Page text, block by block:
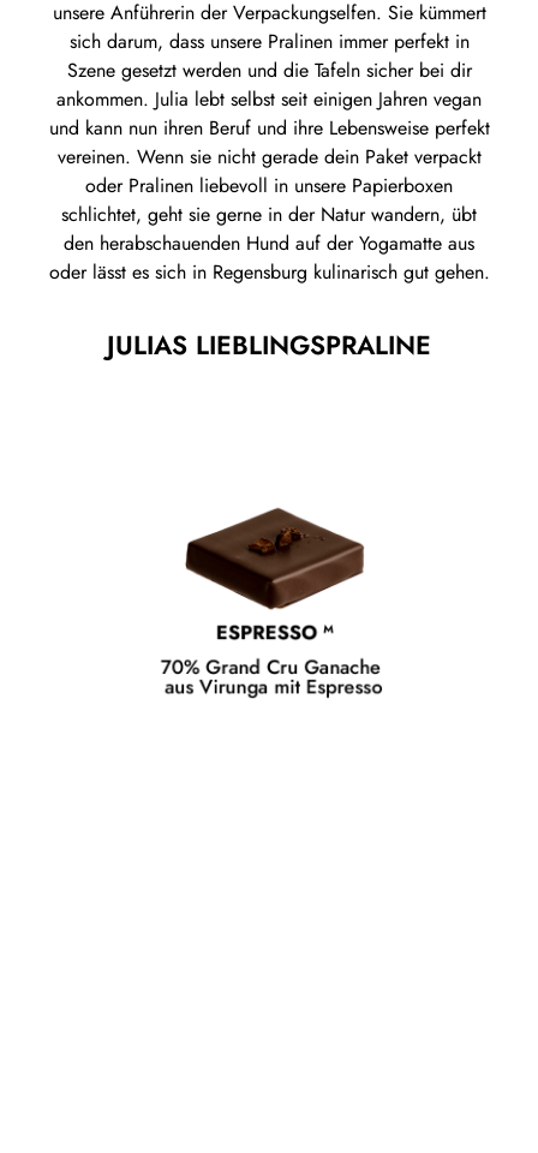
unsere Anführerin der Verpackungselfen. Sie kümmert
sich darum, dass unsere Pralinen immer perfekt in
Szene gesetzt werden und die Tafeln sicher bei dir
ankommen. Julia lebt selbst seit einigen Jahren vegan
und kann nun ihren Beruf und ihre Lebensweise perfekt
vereinen. Wenn sie nicht gerade dein Paket verpackt
oder Pralinen liebevoll in unsere Papierboxen
schlichtet, geht sie gerne in der Natur wandern, übt
den herabschauenden Hund auf der Yogamatte aus
oder lässt es sich in Regensburg kulinarisch gut gehen.
JULIAS LIEBLINGSPRALINE